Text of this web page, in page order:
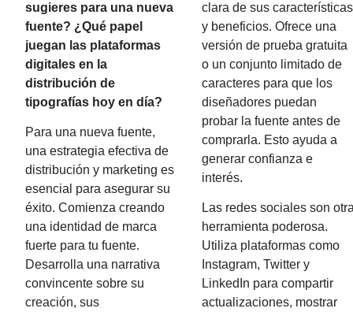
sugieres para una nueva
fuente? ¿Qué papel
juegan las plataformas
digitales en la
distribución de
tipografías hoy en día?
Para una nueva fuente,
una estrategia efectiva de
distribución y marketing es
esencial para asegurar su
éxito. Comienza creando
una identidad de marca
fuerte para tu fuente.
Desarrolla una narrativa
convincente sobre su
creación, sus
clara de sus características
y beneficios. Ofrece una
versión de prueba gratuita
o un conjunto limitado de
caracteres para que los
diseñadores puedan
probar la fuente antes de
comprarla. Esto ayuda a
generar confianza e
interés.
Las redes sociales son
herramienta poderosa.
Utiliza plataformas como
Instagram, Twitter y
LinkedIn para compartir
actualizaciones, mostrar